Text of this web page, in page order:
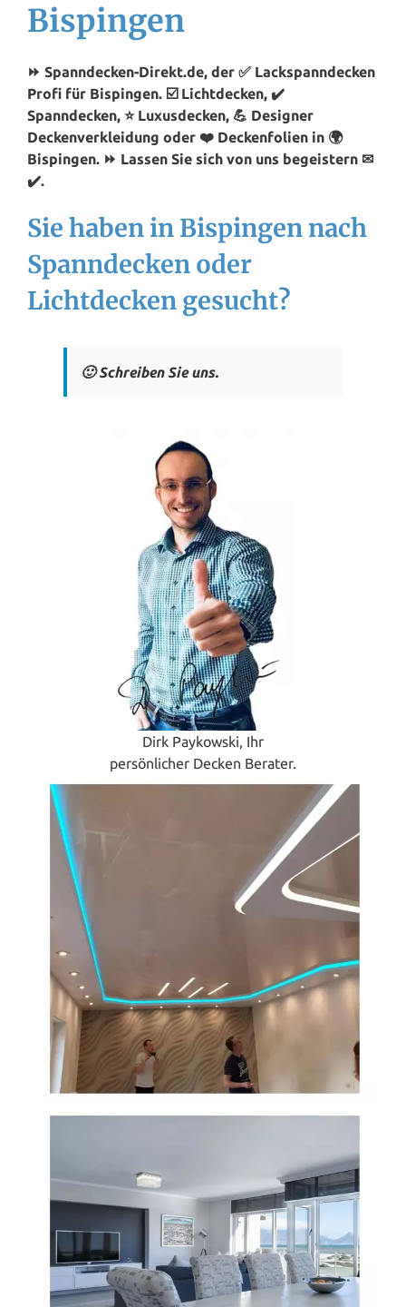
Bispingen
⏩ Spanndecken-Direkt.de, der ✅ Lackspanndecken
Profi für Bispingen. ☑️ Lichtdecken, ✔️
Spanndecken, ⭐ Luxusdecken, 💪 Designer
Deckenverkleidung oder ❤️ Deckenfolien in 🌍
Bispingen. ⏩ Lassen Sie sich von uns begeistern ✉
✔️.
Sie haben in Bispingen nach
Spanndecken oder
Lichtdecken gesucht?
🙂 Schreiben Sie uns.
Dirk Paykowski, Ihr
persönlicher Decken Berater.